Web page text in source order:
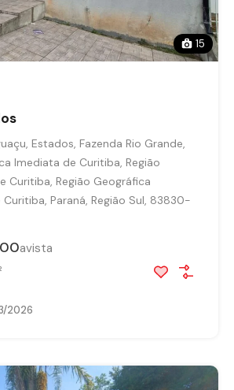
15
Estados, Fazenda Rio Grande,
Imediata de Curitiba, Região
Curitiba, Região Geográfica
Paraná, Região Sul, 83830-
avista
2026